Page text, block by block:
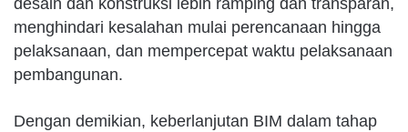
desain dan konstruksi lebih ramping dan transparan,
menghindari kesalahan mulai perencanaan hingga
pelaksanaan, dan mempercepat waktu pelaksanaan
pembangunan.
Dengan demikian, keberlanjutan BIM dalam tahap